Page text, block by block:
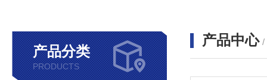
产品分类
PRODUCTS
产品中心 /